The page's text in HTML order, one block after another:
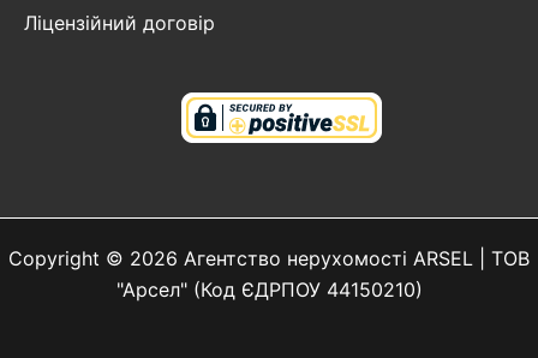
Ліцензійний договір
Copyright © 2026 Агентство нерухомості ARSEL | ТОВ
"Арсел" (Код ЄДРПОУ 44150210)